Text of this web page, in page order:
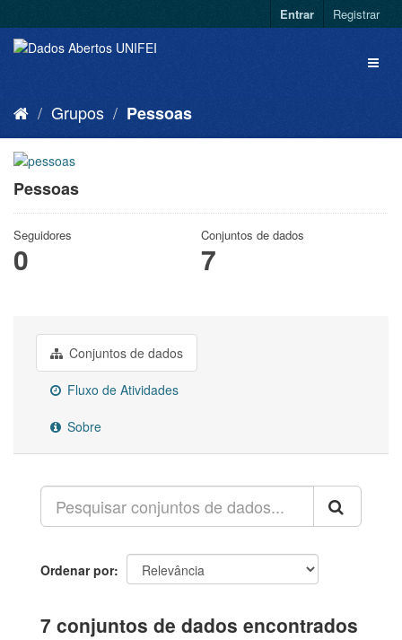
Entrar Registrar
Grupos Pessoas
Pessoas
Seguidores
0
Conjuntos de dados
7
Conjuntos de dados
Fluxo de Atividades
Sobre
Ordenar por
7 conjuntos de dados encontrados